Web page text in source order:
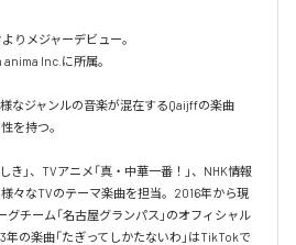
りメジャーデビュー。
Inc.に所属。
なジャンルの音楽が混在するQaijffの楽曲
を持つ。
き」、TVアニメ「真・中華一番！」、NHK情報
様々なTVのテーマ楽曲を担当。2016年から現
チーム「名古屋グランパス」のオフィシャル
の楽曲「たぎってしかたないわ」はTikTokで